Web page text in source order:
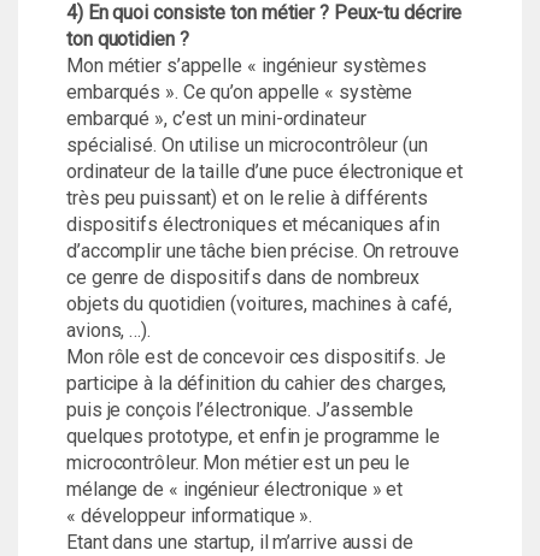
4) En quoi consiste ton métier ? Peux-tu décrire
ton quotidien ?
Mon métier s’appelle « ingénieur systèmes
embarqués ». Ce qu’on appelle « système
embarqué », c’est un mini-ordinateur
spécialisé. On utilise un microcontrôleur (un
ordinateur de la taille d’une puce électronique et
très peu puissant) et on le relie à différents
dispositifs électroniques et mécaniques afin
d’accomplir une tâche bien précise. On retrouve
ce genre de dispositifs dans de nombreux
objets du quotidien (voitures, machines à café,
avions, …).
Mon rôle est de concevoir ces dispositifs. Je
participe à la définition du cahier des charges,
puis je conçois l’électronique. J’assemble
quelques prototype, et enfin je programme le
microcontrôleur. Mon métier est un peu le
mélange de « ingénieur électronique » et
« développeur informatique ».
Etant dans une startup, il m’arrive aussi de